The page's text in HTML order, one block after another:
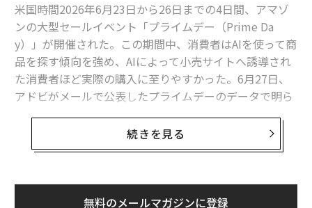
2025年の配信映画において、BIPOC（黒人、先住民、有
色人種）のクリエイターは、すべての主要雇用ポジショ
ン（配信映画の主演、監督、脚本家、全俳優）で後退し
た。最も顕著なのは、BIPOC主演が2024年の51%という
高水準から36%に低下したことである。
した。配信作品の主演の大半を演じたものの、2025年に
は監督としての機会が減少した。女性が監督した配信映
た映画の81%は、配信映画の予算が2000万ドル未満であ
米国時間2026年6月23日から26日までの4日間、アマゾ
ンの大型セールイベント「プライムデー（Prime Da
y）」が開催された。この期間中、消費者はAIを使って商
品を探す傾向を強め、AIによって小売サイトへ誘導され
た消費者ほど実際の購入に至りやすかった。6月27日、
アドビがメールで公表したプライムデーのデータで明ら
かになった。
AI経由のコンバージョン（購入）率が非AIと比
続きを見る
無料のメールマガジンに登録